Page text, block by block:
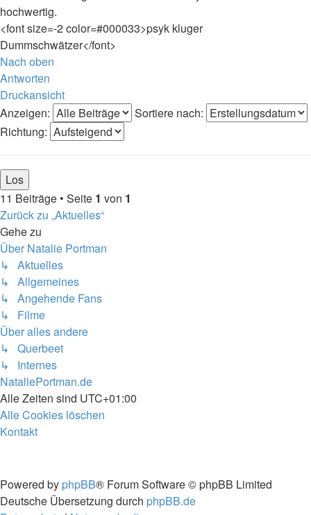
hochwertig.
<font size=-2 color=#000033>psyk kluger
Dummschwätzer</font>
Nach oben
Antworten
Druckansicht
Anzeigen:
Sortiere nach:
Richtung:
11 Beiträge • Seite 1 von 1
Zurück zu „Aktuelles“
Gehe zu
Über Natalie Portman
↳ Aktuelles
↳ Allgemeines
↳ Angehende Fans
↳ Filme
Über alles andere
↳ Querbeet
↳ Internes
NataliePortman.de
Alle Zeiten sind UTC+01:00
Alle Cookies löschen
Kontakt
Powered by phpBB® Forum Software © phpBB Limited
Deutsche Übersetzung durch phpBB.de